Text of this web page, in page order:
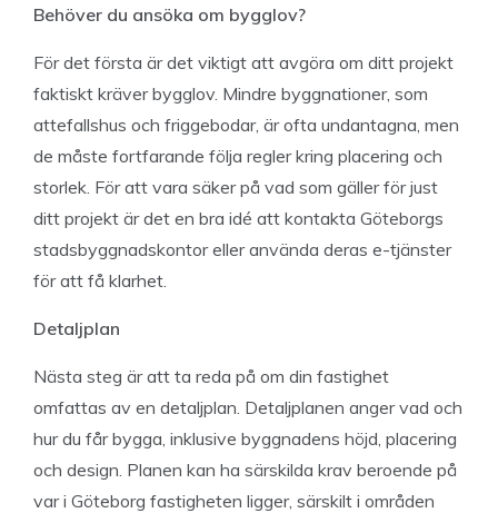
Behöver du ansöka om bygglov?
För det första är det viktigt att avgöra om ditt projekt
faktiskt kräver bygglov. Mindre byggnationer, som
attefallshus och friggebodar, är ofta undantagna, men
de måste fortfarande följa regler kring placering och
storlek. För att vara säker på vad som gäller för just
ditt projekt är det en bra idé att kontakta Göteborgs
stadsbyggnadskontor eller använda deras e-tjänster
för att få klarhet.
Detaljplan
Nästa steg är att ta reda på om din fastighet
omfattas av en detaljplan. Detaljplanen anger vad och
hur du får bygga, inklusive byggnadens höjd, placering
och design. Planen kan ha särskilda krav beroende på
var i Göteborg fastigheten ligger, särskilt i områden